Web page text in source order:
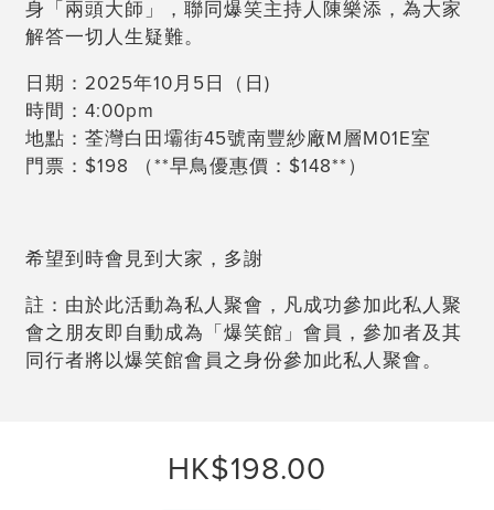
身「兩頭大師」，聯同爆笑主持人陳樂添，為大家
解答一切人生疑難。
日期：2025年10月5日（日)
時間：4:00pm
地點：荃灣白田壩街45號南豐紗廠M層M01E室
門票：$198 （**早鳥優惠價：$148**）
希望到時會見到大家，多謝
註：由於此活動為私人聚會，凡成功參加此私人聚
會之朋友即自動成為「爆笑館」會員，參加者及其
同行者將以爆笑館會員之身份參加此私人聚會。
HK$198.00